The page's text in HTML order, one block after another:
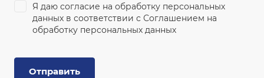
Я даю согласие на обработку персональных
данных в соответствии с Соглашением на
обработку персональных данных
Отправить